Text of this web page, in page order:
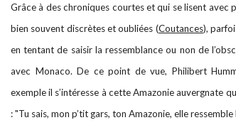
Grâce à des chroniques courtes et qui se lisent avec
bien souvent discrètes et oubliées (Coutances),
en tentant de saisir la ressemblance ou non de
avec Monaco. De ce point de vue, Philibert
exemple il s’intéresse à cette Amazonie auvergnate
: "Tu sais, mon p’tit gars, ton Amazonie, elle